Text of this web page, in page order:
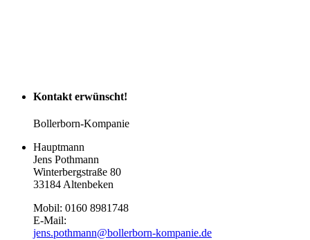
Kontakt erwünscht!
Bollerborn-Kompanie
Hauptmann
Jens Pothmann
Winterbergstraße 80
33184 Altenbeken
Mobil: 0160 8981748
E-Mail:
jens.pothmann@bollerborn-kompanie.de